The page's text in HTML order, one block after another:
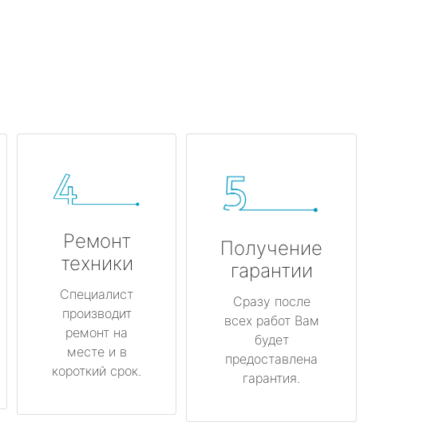
Ремонт
техники
Специалист
производит
ремонт на
месте и в
короткий срок.
Получение
гарантии
Сразу после
всех работ Вам
будет
предоставлена
гарантия.